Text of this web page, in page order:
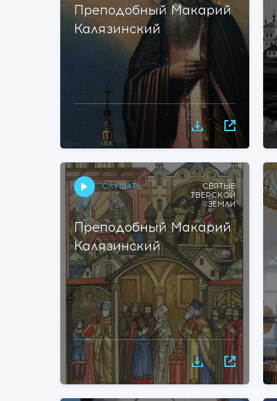
Преподобный Макарий
Калязинский
СЛУШАТЬ
СВЯТЫЕ
ТВЕРСКОЙ
ЗЕМЛИ
Преподобный Макарий
Калязинский